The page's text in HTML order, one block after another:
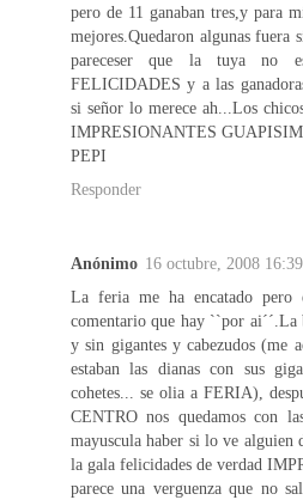
pero de 11 ganaban tres,y para
mejores.Quedaron algunas fuera
pareceser que la tuya no
FELICIDADES y a las
si señor lo merece ah...Los
IMPRESIONANTES
PEPI
Responder
Anónimo 16 octubre, 2008 16:39
La feria me ha encatado pero
comentario que hay ``por
y sin gigantes y cabezudos (me
estaban las dianas con sus
cohetes... se olia a FERIA),
CENTRO nos quedamos con
mayuscula haber si lo ve alguien
la gala felicidades de verdad
parece una verguenza que no